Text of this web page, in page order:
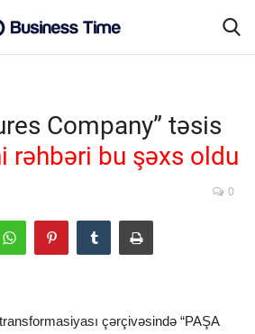
Company” təsis
rəhbəri bu şəxs oldu
0
çərçivəsində “PAŞA